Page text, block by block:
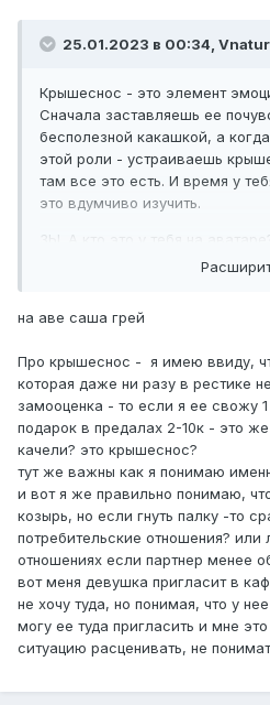
25.01.2023 в 00:34,
Крышеснос - это элемент
Сначала заставляешь ее
бесполезной какашкой, а
этой роли - устраиваешь
там все это есть. И время у
это вдумчиво изучить.
ЗЫ. А кто это у тебя на аватаре?
на аве саша грей
Про крышеснос - я имею ввиду,
которая даже ни разу в рестике
замооценка - то если я ее свожу
подарок в предалах 2-10к - это
качели? это крышеснос?
тут же важны как я понимаю
и вот я же правильно понимаю,
козырь, но если гнуть палку -то
потребительские отношения?
отношениях если партнер менее
вот меня девушка пригласит в
не хочу туда, но понимая, что у
могу ее туда пригласить и мне
ситуацию расценивать, не понимат